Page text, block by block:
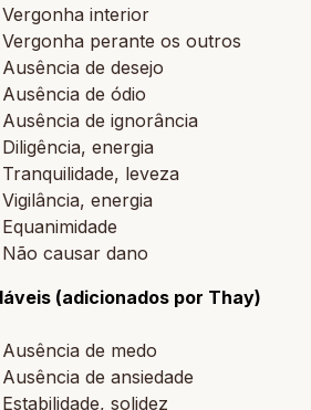
Vergonha interior
Vergonha perante os outros
Ausência de desejo
Ausência de ódio
Ausência de ignorância
Diligência, energia
Tranquilidade, leveza
Vigilância, energia
Equanimidade
Não causar dano
(adicionados por Thay)
Ausência de medo
Ausência de ansiedade
Estabilidade, solidez